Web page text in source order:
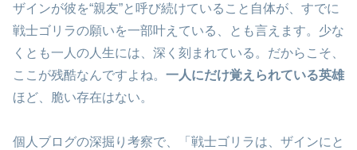
ザインが彼を“親友”と呼び続けていること自体が、すでに
戦士ゴリラの願いを一部叶えている、とも言えます。少な
くとも一人の人生には、深く刻まれている。だからこそ、
ここが残酷なんですよね。 一人にだけ覚えられている英雄
ほど、脆い存在はない。
個人ブログの深掘り考察で、「戦士ゴリラは、ザインにと